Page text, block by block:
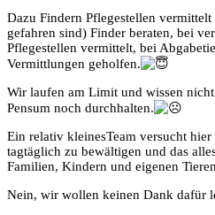
Dazu Findern Pflegestellen
gefahren sind) Finder beraten, bei
Pflegestellen vermittelt, bei
Vermittlungen geholfen.
Wir laufen am Limit und wissen
Pensum noch durchhalten.
Ein relativ kleinesTeam versucht
tagtäglich zu bewältigen und das
Familien, Kindern und eigenen
Nein, wir wollen keinen Dank dafür